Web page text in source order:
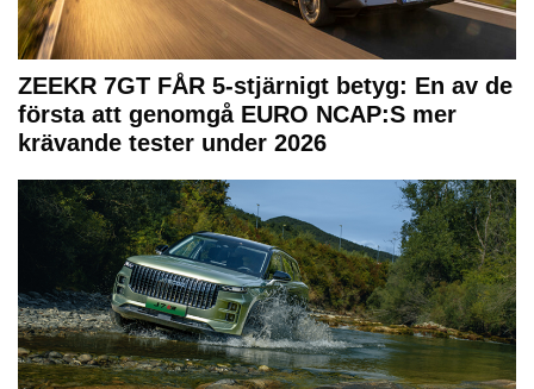
ZEEKR 7GT FÅR 5-stjärnigt betyg: En av de
första att genomgå EURO NCAP:S mer
krävande tester under 2026